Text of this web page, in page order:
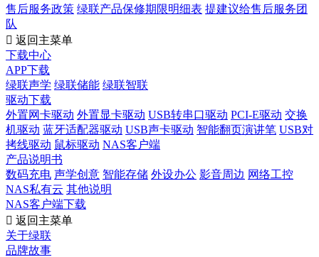
售后服务政策 绿联产品保修期限明细表 提建议给售后服务团
队
 返回主菜单
下载中心
APP下载
绿联声学 绿联储能 绿联智联
驱动下载
外置网卡驱动 外置显卡驱动 USB转串口驱动 PCI-E驱动 交换
机驱动 蓝牙适配器驱动 USB声卡驱动 智能翻页演讲笔 USB对
拷线驱动 鼠标驱动 NAS客户端
产品说明书
数码充电 声学创意 智能存储 外设办公 影音周边 网络工控
NAS私有云 其他说明
NAS客户端下载
 返回主菜单
关于绿联
品牌故事